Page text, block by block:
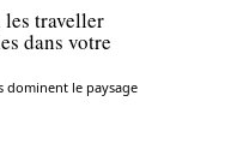
traveller
dans votre
dominent le paysage